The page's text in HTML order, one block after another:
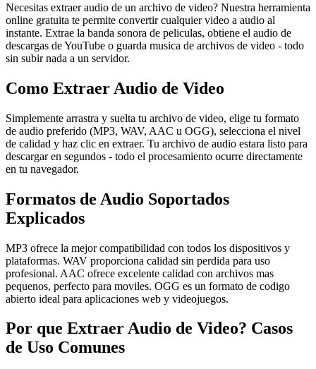
Necesitas extraer audio de un archivo de video? Nuestra herramienta
online gratuita te permite convertir cualquier video a audio al
instante. Extrae la banda sonora de peliculas, obtiene el audio de
descargas de YouTube o guarda musica de archivos de video - todo
sin subir nada a un servidor.
Como Extraer Audio de Video
Simplemente arrastra y suelta tu archivo de video, elige tu formato
de audio preferido (MP3, WAV, AAC u OGG), selecciona el nivel
de calidad y haz clic en extraer. Tu archivo de audio estara listo para
descargar en segundos - todo el procesamiento ocurre directamente
en tu navegador.
Formatos de Audio Soportados
Explicados
MP3 ofrece la mejor compatibilidad con todos los dispositivos y
plataformas. WAV proporciona calidad sin perdida para uso
profesional. AAC ofrece excelente calidad con archivos mas
pequenos, perfecto para moviles. OGG es un formato de codigo
abierto ideal para aplicaciones web y videojuegos.
Por que Extraer Audio de Video? Casos
de Uso Comunes